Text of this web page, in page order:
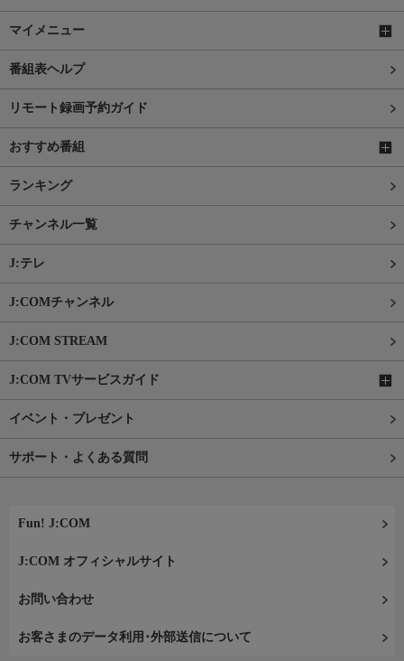
マイメニュー
番組表ヘルプ
リモート録画予約ガイド
おすすめ番組
ランキング
チャンネル一覧
J:テレ
J:COMチャンネル
J:COM STREAM
J:COM TVサービスガイド
イベント・プレゼント
サポート・よくある質問
Fun! J:COM
J:COM オフィシャルサイト
お問い合わせ
お客さまのデータ利用･外部送信について